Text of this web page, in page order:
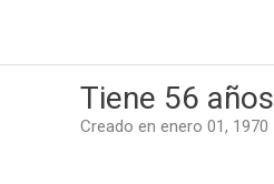
Tiene 56 años
Creado en enero 01, 1970